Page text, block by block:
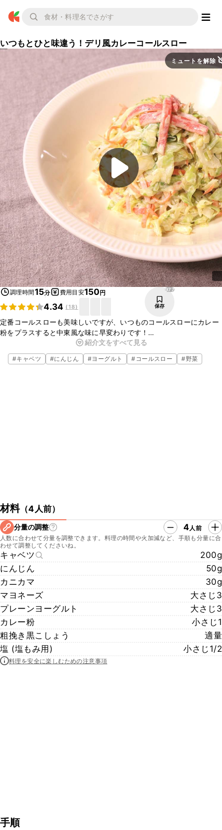
いつもとひと味違う！デリ風カレーコールスロー
ミュートを解除
調理時間15分 費用目安150円
4.34 (18)
977
保存
定番コールスローも美味しいですが、いつものコールスローにカレー
粉をプラスすると中東風な味に早変わりです！
またプレーンヨーグルトを使うことによって、柔らかな酸味が加わ
り、マヨネーズの味がまろやかになります。
紹介文をすべて見る
#キャベツ #にんじん #ヨーグルト # コールスロー #野菜
材料（4人前）
分量の調整 4人前
人数に合わせて分量を調整できます。料理の時間や火加減など、手順も分量に合
わせて調整してくださいね。
キャベツ
200g
にんじん
50g
カニカマ
30g
マヨネーズ
大さじ3
プレーンヨーグルト
大さじ3
カレー粉
小さじ1
粗挽き黒こしょう
適量
塩 (塩もみ用)
小さじ1/2
料理を安全に楽しむための注意事項
手順